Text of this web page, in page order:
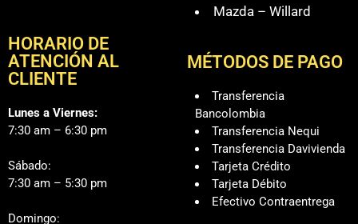
HORARIO DE
ATENCIÓN AL
CLIENTE
Lunes a Viernes:
7:30 am – 6:30 pm
Sábado:
7:30 am – 5:30 pm
Domingo:
Mazda – Willard
MÉTODOS DE PAGO
Transferencia
Bancolombia
Transferencia Nequi
Transferencia Davivienda
Tarjeta Crédito
Tarjeta Débito
Efectivo Contraentrega